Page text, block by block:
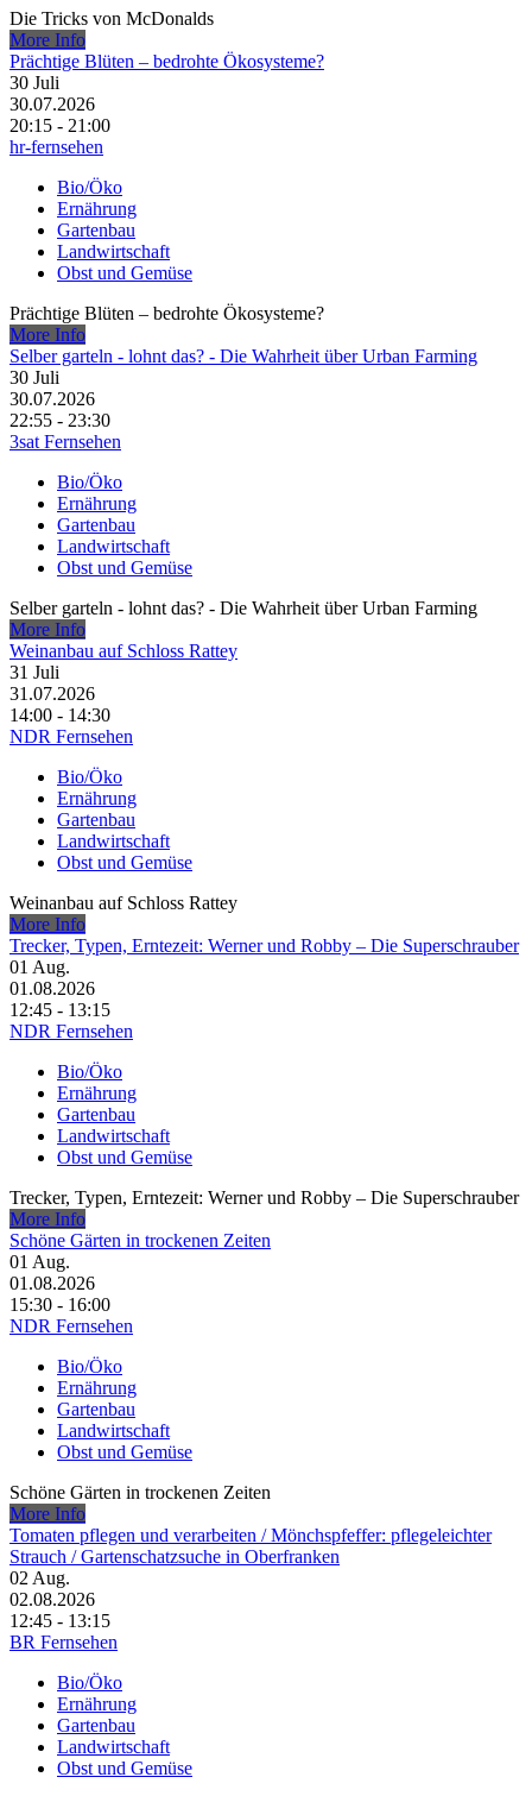
Die Tricks von McDonalds
More Info
Prächtige Blüten – bedrohte Ökosysteme?
30 Juli
30.07.2026
20:15 - 21:00
hr-fernsehen
Bio/Öko
Ernährung
Gartenbau
Landwirtschaft
Obst und Gemüse
Prächtige Blüten – bedrohte Ökosysteme?
More Info
Selber garteln - lohnt das? - Die Wahrheit über Urban Farming
30 Juli
30.07.2026
22:55 - 23:30
3sat Fernsehen
Bio/Öko
Ernährung
Gartenbau
Landwirtschaft
Obst und Gemüse
Selber garteln - lohnt das? - Die Wahrheit über Urban Farming
More Info
Weinanbau auf Schloss Rattey
31 Juli
31.07.2026
14:00 - 14:30
NDR Fernsehen
Bio/Öko
Ernährung
Gartenbau
Landwirtschaft
Obst und Gemüse
Weinanbau auf Schloss Rattey
More Info
Trecker, Typen, Erntezeit: Werner und Robby – Die Superschrauber
01 Aug.
01.08.2026
12:45 - 13:15
NDR Fernsehen
Bio/Öko
Ernährung
Gartenbau
Landwirtschaft
Obst und Gemüse
Trecker, Typen, Erntezeit: Werner und Robby – Die Superschrauber
More Info
Schöne Gärten in trockenen Zeiten
01 Aug.
01.08.2026
15:30 - 16:00
NDR Fernsehen
Bio/Öko
Ernährung
Gartenbau
Landwirtschaft
Obst und Gemüse
Schöne Gärten in trockenen Zeiten
More Info
Tomaten pflegen und verarbeiten /​ Mönchspfeffer: pflegeleichter
Strauch /​ Gartenschatzsuche in Oberfranken
02 Aug.
02.08.2026
12:45 - 13:15
BR Fernsehen
Bio/Öko
Ernährung
Gartenbau
Landwirtschaft
Obst und Gemüse